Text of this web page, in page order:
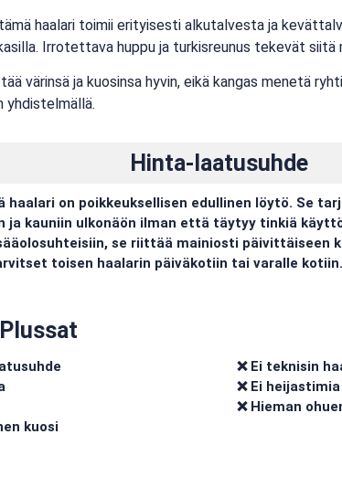
haalari toimii erityisesti alkutalvesta ja
Irrotettava huppu ja turkisreunus tekevät siitä
värinsä ja kuosinsa hyvin, eikä kangas menetä
yhdistelmällä.
Hinta-laatusuhde
haalari on poikkeuksellisen edullinen löytö. Se
ja kauniin ulkonäön ilman että täytyy tinkiä
se riittää mainiosti päivittäiseen
toisen haalarin päiväkotiin tai varalle kotiin.
Plussat
kuosi
❌ Ei teknisin
❌ Ei heijastimia
❌ Hieman